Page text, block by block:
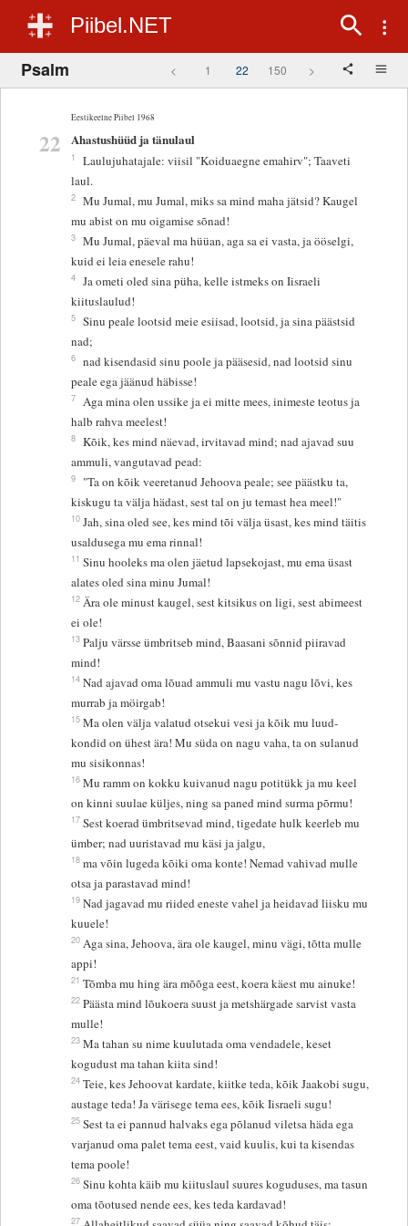
Piibel.NET
Psalm < 1 22 150 >
Eestikeelne Piibel 1968
22 Ahastushüüd ja tänulaul
1
Laulujuhatajale: viisil "Koiduaegne emahirv"; Taaveti
laul.
2 Mu Jumal, mu Jumal, miks sa mind maha jätsid? Kaugel
mu abist on mu oigamise sõnad!
3 Mu Jumal, päeval ma hüüan, aga sa ei vasta, ja ööselgi,
kuid ei leia enesele rahu!
4 Ja ometi oled sina püha, kelle istmeks on Iisraeli
kiituslaulud!
5 Sinu peale lootsid meie esiisad, lootsid, ja sina päästsid
nad;
6 nad kisendasid sinu poole ja pääsesid, nad lootsid sinu
peale ega jäänud häbisse!
7 Aga mina olen ussike ja ei mitte mees, inimeste teotus ja
halb rahva meelest!
8 Kõik, kes mind näevad, irvitavad mind; nad ajavad suu
ammuli, vangutavad pead:
9
"Ta on kõik veeretanud Jehoova peale; see päästku ta,
kiskugu ta välja hädast, sest tal on ju temast hea meel!"
10 Jah, sina oled see, kes mind tõi välja üsast, kes mind täitis
usaldusega mu ema rinnal!
11 Sinu hooleks ma olen jäetud lapsekojast, mu ema üsast
alates oled sina minu Jumal!
12 Ära ole minust kaugel, sest kitsikus on ligi, sest abimeest
ei ole!
13 Palju värsse ümbritseb mind, Baasani sõnnid piiravad
mind!
14 Nad ajavad oma lõuad ammuli mu vastu nagu lõvi, kes
murrab ja möirgab!
15 Ma olen välja valatud otsekui vesi ja kõik mu luud-
kondid on ühest ära! Mu süda on nagu vaha, ta on sulanud
mu sisikonnas!
16 Mu ramm on kokku kuivanud nagu potitükk ja mu keel
on kinni suulae küljes, ning sa paned mind surma põrmu!
17 Sest koerad ümbritsevad mind, tigedate hulk keerleb mu
ümber; nad uuristavad mu käsi ja jalgu,
18 ma võin lugeda kõiki oma konte! Nemad vahivad mulle
otsa ja parastavad mind!
19 Nad jagavad mu riided eneste vahel ja heidavad liisku mu
kuuele!
20 Aga sina, Jehoova, ära ole kaugel, minu vägi, tõtta mulle
appi!
21 Tõmba mu hing ära mõõga eest, koera käest mu ainuke!
22 Päästa mind lõukoera suust ja metshärgade sarvist vasta
mulle!
23 Ma tahan su nime kuulutada oma vendadele, keset
kogudust ma tahan kiita sind!
24 Teie, kes Jehoovat kardate, kiitke teda, kõik Jaakobi sugu,
austage teda! Ja värisege tema ees, kõik Iisraeli sugu!
25 Sest ta ei pannud halvaks ega põlanud viletsa häda ega
varjanud oma palet tema eest, vaid kuulis, kui ta kisendas
tema poole!
26 Sinu kohta käib mu kiituslaul suures koguduses, ma tasun
oma tõotused nende ees, kes teda kardavad!
27